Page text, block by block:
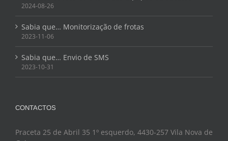
2024-08-26
Sabia que… Monitorização de frotas
2023-11-06
Sabia que… Envio de SMS
2023-10-31
CONTACTOS
Praceta 25 de Abril 35 1º esquerdo, 4430-257 Vila Nova de